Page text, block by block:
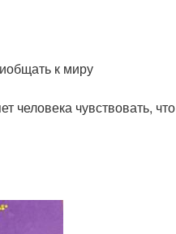
к миру
человека чувствовать, что